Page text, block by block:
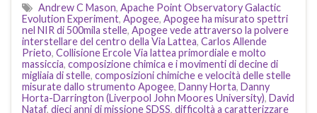
Andrew C Mason, Apache Point Observatory Galactic
Evolution Experiment, Apogee, Apogee ha misurato spettri
nel NIR di 500mila stelle, Apogee vede attraverso la polvere
interstellare del centro della Via Lattea, Carlos Allende
Prieto, Collisione Ercole Via lattea primordiale e molto
massiccia, composizione chimica e i movimenti di decine di
migliaia di stelle, composizioni chimiche e velocità delle stelle
misurate dallo strumento Apogee, Danny Horta, Danny
Horta-Darrington (Liverpool John Moores University), David
Nataf, dieci anni di missione SDSS, difficoltà a caratterizzare